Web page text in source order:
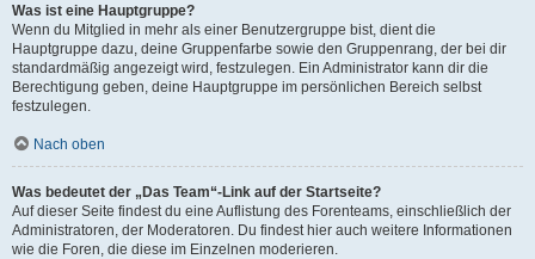
Was ist eine Hauptgruppe?
Wenn du Mitglied in mehr als einer Benutzergruppe bist, dient die
Hauptgruppe dazu, deine Gruppenfarbe sowie den Gruppenrang, der bei dir
standardmäßig angezeigt wird, festzulegen. Ein Administrator kann dir die
Berechtigung geben, deine Hauptgruppe im persönlichen Bereich selbst
festzulegen.
Nach oben
Was bedeutet der „Das Team“-Link auf der Startseite?
Auf dieser Seite findest du eine Auflistung des Forenteams, einschließlich der
Administratoren, der Moderatoren. Du findest hier auch weitere Informationen
wie die Foren, die diese im Einzelnen moderieren.